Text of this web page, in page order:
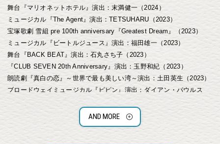
舞台『マリオネットホテル』演出：末満健一（2024）
ミュージカル『The Agent』演出：TETSUHARU（2023）
宝塚歌劇 雪組 pre 100th anniversary『Greatest Dream』（2023）
ミュージカル『ビートルジュース』演出：福田雄一（2023）
舞台『BACK BEAT』演出：石丸さち子（2023）
『CLUB SEVEN 20th Anniversary』演出：玉野和紀（2023）
朗読劇『真白の恋』～世界で最も美しい湾～演出：土田英生（2023）
ブロードウェイミュージカル『ピピン』演出：ダイアン・パウルス
キャサリン役（2022）
音楽朗読劇『愛しいクレアへ－冷蔵庫のうえの人生－』演出：須藤黄
『ボーイング・ボーイング』演出：三枝孝臣（2022）
AND MORE